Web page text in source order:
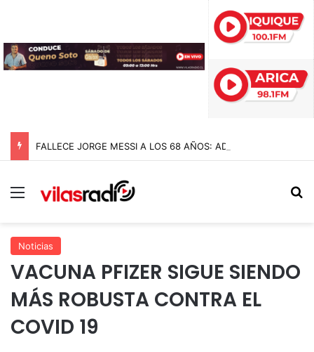
Menú
Noticias
VACUNA PFIZER SIGUE SIENDO
MÁS ROBUSTA CONTRA EL
COVID 19